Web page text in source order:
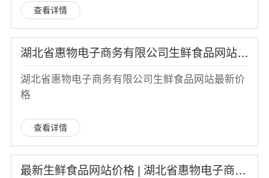
查看详情
湖北省惠物电子商务有限公司生鲜食品网站最新价格
湖北省惠物电子商务有限公司生鲜食品网站最新价
格
查看详情
最新生鲜食品网站价格 | 湖北省惠物电子商务有限公司实时更新